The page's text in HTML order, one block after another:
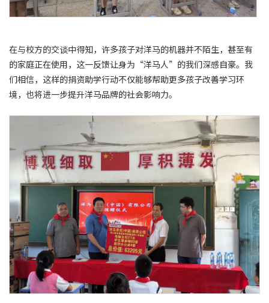
在与校方的交谈中得知，许多孩子对洋马的机器并不陌生，甚至有
的家庭正在使用，这一反馈让身为“洋马人”的我们深感自豪。我
们相信，这样的捐资助学行动不仅能够帮助更多孩子改善学习环
境，也将进一步提升洋马品牌的社会影响力。